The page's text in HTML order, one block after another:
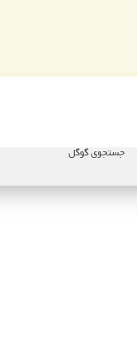
جستجوی گوگل